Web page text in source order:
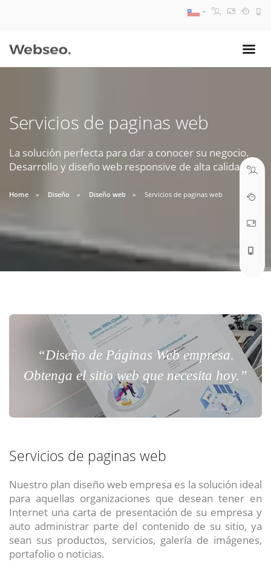
Servicios de paginas web
La solución perfecta para dar a conocer su negocio.
Desarrollo y diseño web responsive de alta calidad.
Home Diseño Diseño web Servicios de paginas web
“Diseño de Páginas Web empresa.
Obtenga el sitio web que necesita hoy.”
Servicios de paginas web
Nuestro plan diseño web empresa es la solución ideal
para aquellas organizaciones que desean tener en
Internet una carta de presentación de su empresa y
auto administrar parte del contenido de su sitio, ya
sean sus productos, servicios, galería de imágenes,
portafolio o noticias.
09:30 AM A 18:30 PM
soporte@webseo.cl